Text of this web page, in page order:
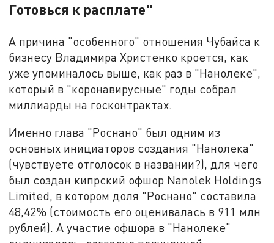
Готовься к расплате"
А причина "особенного" отношения Чубайса к
бизнесу Владимира Христенко кроется, как
уже упоминалось выше, как раз в "Нанолеке",
который в "коронавирусные" годы собрал
миллиарды на госконтрактах.
Именно глава "Роснано" был одним из
основных инициаторов создания "Нанолека"
(чувствуете отголосок в названии?), для чего
был создан кипрский офшор Nanolek Holdings
Limited, в котором доля "Роснано" составила
48,42% (стоимость его оценивалась в 911 млн
рублей). А участие офшора в "Нанолеке"